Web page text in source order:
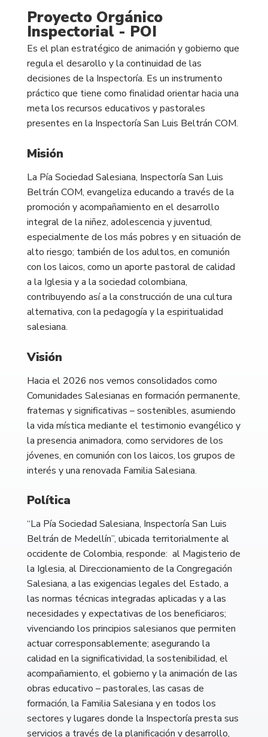
Proyecto Orgánico
Inspectorial - POI
Es el plan estratégico de animación y gobierno que
regula el desarollo y la continuidad de las
decisiones de la Inspectoría. Es un instrumento
práctico que tiene como finalidad orientar hacia una
meta los recursos educativos y pastorales
presentes en la Inspectoría San Luis Beltrán COM.
Misión
La Pía Sociedad Salesiana, Inspectoría San Luis
Beltrán COM, evangeliza educando a través de la
promoción y acompañamiento en el desarrollo
integral de la niñez, adolescencia y juventud,
especialmente de los más pobres y en situación de
alto riesgo; también de los adultos, en comunión
con los laicos, como un aporte pastoral de calidad
a la Iglesia y a la sociedad colombiana,
contribuyendo así a la construcción de una cultura
alternativa, con la pedagogía y la espiritualidad
salesiana.
Visión
Hacia el 2026 nos vemos consolidados como
Comunidades Salesianas en formación permanente,
fraternas y significativas – sostenibles, asumiendo
la vida mística mediante el testimonio evangélico y
la presencia animadora, como servidores de los
jóvenes, en comunión con los laicos, los grupos de
interés y una renovada Familia Salesiana.
Política
“La Pía Sociedad Salesiana, Inspectoría San Luis
Beltrán de Medellín”, ubicada territorialmente al
occidente de Colombia, responde: al Magisterio de
la Iglesia, al Direccionamiento de la Congregación
Salesiana, a las exigencias legales del Estado, a
las normas técnicas integradas aplicadas y a las
necesidades y expectativas de los beneficiaros;
vivenciando los principios salesianos que permiten
actuar corresponsablemente; asegurando la
calidad en la significatividad, la sostenibilidad, el
acompañamiento, el gobierno y la animación de las
obras educativo – pastorales, las casas de
formación, la Familia Salesiana y en todos los
sectores y lugares donde la Inspectoría presta sus
servicios a través de la planificación y desarrollo,